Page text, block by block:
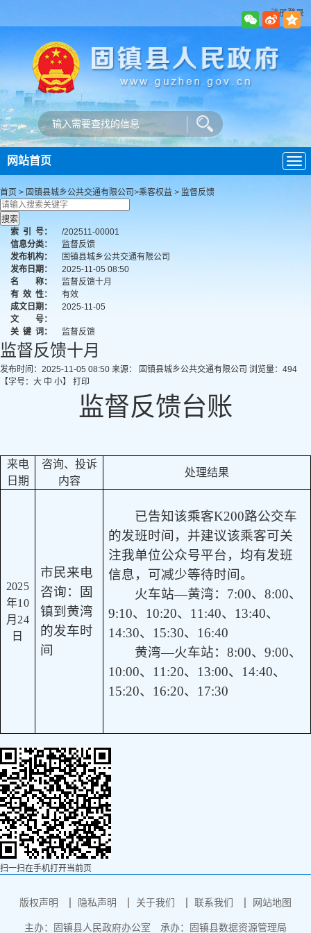
注册登录
导
航
网站首页
首页 > 固镇县城乡公共交通有限公司 >乘客权益 > 监督反馈
索 引 号：
/202511-00001
信息分类：
监督反馈
发布机构：
固镇县城乡公共交通有限公司
发布日期：
2025-11-05 08:50
名 称：
监督反馈十月
有 效 性：
有效
成文日期：
2025-11-05
文 号：
关 键 词： 监督反馈
监督反馈十月
发布时间：2025-11-05 08:50 来源： 固镇县城乡公共交通有限公司 浏览量： 494
【字号： 大 中 小】 打印
监督反馈台账
来电
日期
咨询、投诉
内容
处理结果
2025
年10
月24
日
市民来电
咨询：固
镇到黄湾
的发车时
间
已告知该乘客K200路公交车
的发班时间，并建议该乘客可关
注我单位公众号平台，均有发班
信息，可减少等待时间。
火车站—黄湾： 7:00、 8:00、
9:10、 10:20、 11:40、 13:40、
14:30、 15:30、 16:40
黄湾—火车站： 8:00、 9:00、
10:00、 11:20、 13:00、 14:40、
15:20、 16:20、 17:30
扫一扫在手机打开当前页
版权声明 隐私声明 关于我们 联系我们 网站地图
主办：固镇县人民政府办公室 承办：固镇县数据资源管理局